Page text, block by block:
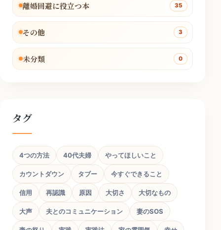
離婚回避に役立つ本 35
その他 3
未分類 0
タグ
4つの方法 40代夫婦 やってほしいこと
カウントダウン タブー 今すぐできること
信用 再認識 原因 大切さ 大切なもの
大声 夫とのコミュニケーション 妻のSOS